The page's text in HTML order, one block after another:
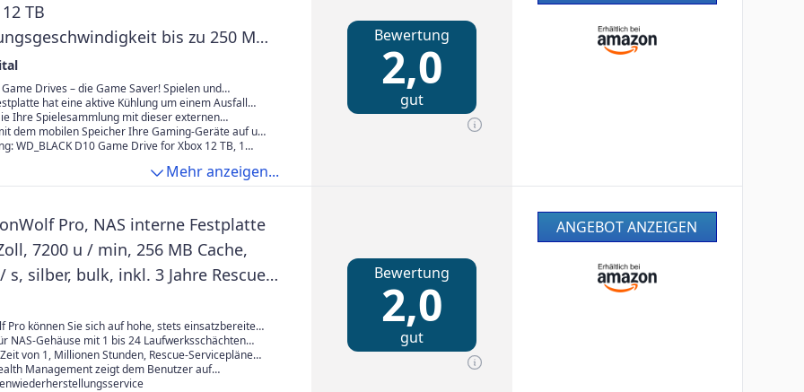
TB
bis zu 250 MB /
Game Pass Ultimate, 7200 U /
Kühlung) Schwarz
Game Drives – die Game Saver! Spielen und
Xbox One-Spielen, Archivieren von Xbox Series X|S-
hat eine aktive Kühlung um einem Ausfall
bietet sie bis zu 250 MB/s
und 7.200 U/min für leistungsstarkes Gaming.
Ihre Spielesammlung mit dieser externen
erhalten Sie eine 1-monatige Xbox
Mitgliedschaft mit Zugang zu über 100 Spielen.
dem mobilen Speicher Ihre Gaming-Geräte auf und
USB Typ-A Ports geht das Aufladen
WD_BLACK D10 Game Drive for Xbox 12 TB, 1
SchnellinstallationsanleitungMehr anzeigen...
Bewertung
2,0
gut
Pro, NAS interne Festplatte
7200 u / min, 256 MB Cache,
/ s, silber, bulk, inkl. 3 Jahre Rescue
ST12000NE0007
Pro können Sie sich auf hohe, stets einsatzbereite
Leidstung im Dauerbetrieb verlassen, und zwar in
mehreren Festplatten und mit grosser Auswahl an
NAS-Gehäuse mit 1 bis 24 Laufwerksschächten
Rescue-Servicepläne
sorgen für absolute Sicherheit
Management zeigt dem Benutzer auf
Systemen automatisch mögliche
Bewertung
2,0
gut
ANGEBOT ANZEIGEN